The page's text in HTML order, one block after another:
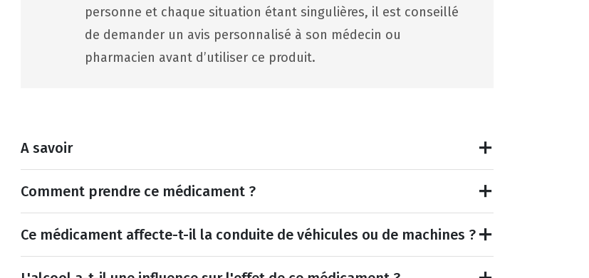
personne et chaque situation étant singulières, il est conseillé
de demander un avis personnalisé à son médecin ou
pharmacien avant d’utiliser ce produit.
A savoir
Comment prendre ce médicament ?
Ce médicament affecte-t-il la conduite de véhicules ou de machines ?